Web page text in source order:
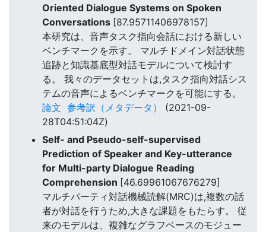
Oriented Dialogue Systems on Spoken
Conversations [87.95711406978157]
本研究は、音声タスク指向会話における新しい
ベンチマークを示す。 マルチドメイン対話状態
追跡と知識基底型対話モデルについて検討す
る。 我々のデータセットは,タスク指向対話シス
テムの音声によるベンチマークを可能にする。
論文 参考訳（メタデータ）
(2021-09-
28T04:51:04Z)
Self- and Pseudo-self-supervised
Prediction of Speaker and Key-utterance
for Multi-party Dialogue Reading
Comprehension [46.69961067676279]
マルチパーティ対話機械読解(MRC)は,複数の話
者が対話を行うため,大きな課題をもたらす。 従
来のモデルは、複雑なグラフベースのモジュー